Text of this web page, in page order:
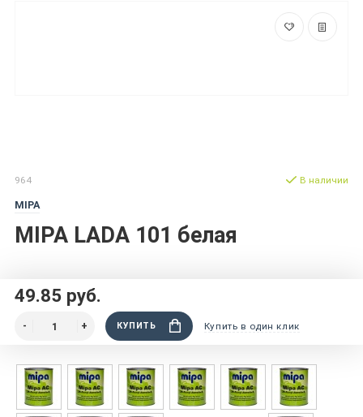
964
MIPA
MIPA LADA 101 белая
В наличии
49.85 руб.
КУПИТЬ Купить в один клик